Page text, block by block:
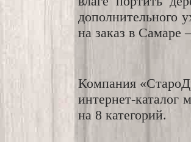
дополнительного
на заказ в
Компания
интернет-каталог
на 8 категорий.